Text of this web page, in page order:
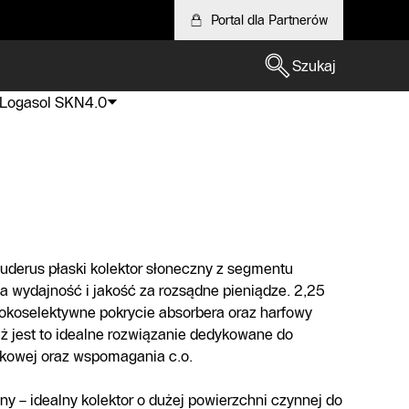
Portal dla Partnerów
Szukaj
Logasol SKN4.0
płaski kolektor słoneczny z segmentu
wydajność i jakość za rozsądne pieniądze. 2,25
pokrycie absorbera oraz harfowy
jest to idealne rozwiązanie dedykowane do
oraz wspomagania c.o.
– idealny kolektor o dużej powierzchni czynnej do